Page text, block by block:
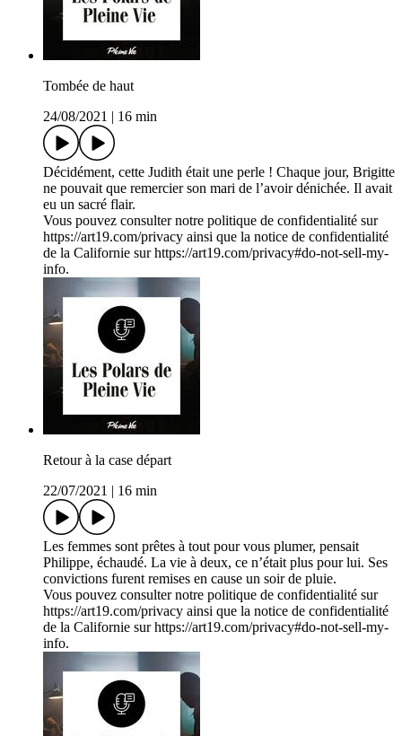
Tombée de haut
24/08/2021
16 min
Décidément, cette Judith était une perle ! Chaque jour, Brigitte
ne pouvait que remercier son mari de l’avoir dénichée. Il avait
eu un sacré flair.
Vous pouvez consulter notre politique de confidentialité sur
https://art19.com/privacy ainsi que la notice de confidentialité
de la Californie sur https://art19.com/privacy#do-not-sell-my-
info.
Retour à la case départ
22/07/2021
16 min
Les femmes sont prêtes à tout pour vous plumer, pensait
Philippe, échaudé. La vie à deux, ce n’était plus pour lui. Ses
convictions furent remises en cause un soir de pluie.
Vous pouvez consulter notre politique de confidentialité sur
https://art19.com/privacy ainsi que la notice de confidentialité
de la Californie sur https://art19.com/privacy#do-not-sell-my-
info.